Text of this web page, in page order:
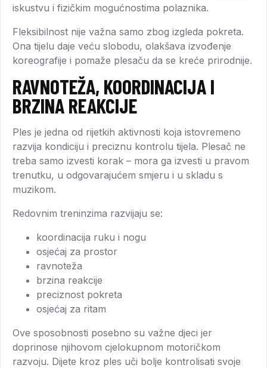
iskustvu i fizičkim mogućnostima polaznika.
Fleksibilnost nije važna samo zbog izgleda pokreta.
Ona tijelu daje veću slobodu, olakšava izvođenje
koreografije i pomaže plesaču da se kreće prirodnije.
RAVNOTEŽA, KOORDINACIJA I
BRZINA REAKCIJE
Ples je jedna od rijetkih aktivnosti koja istovremeno
razvija kondiciju i preciznu kontrolu tijela. Plesač ne
treba samo izvesti korak – mora ga izvesti u pravom
trenutku, u odgovarajućem smjeru i u skladu s
muzikom.
Redovnim treninzima razvijaju se:
koordinacija ruku i nogu
osjećaj za prostor
ravnoteža
brzina reakcije
preciznost pokreta
osjećaj za ritam
Ove sposobnosti posebno su važne djeci jer
doprinose njihovom cjelokupnom motoričkom
razvoju. Dijete kroz ples uči bolje kontrolisati svoje